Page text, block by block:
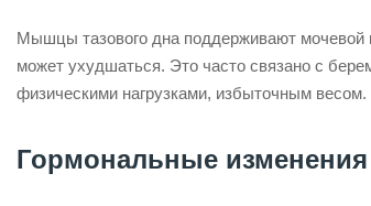
Мышцы тазового дна поддерживают мочевой
может ухудшаться. Это часто связано с
физическими нагрузками, избыточным весом.
Гормональные изменения